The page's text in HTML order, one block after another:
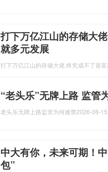
打下万亿江山的存储大
就多元发展
打下万亿江山的存储大佬,终究成不了首富
“老头乐”无牌上路 监管
老头乐无牌上路监管为何难禁2026-06-
中大有你，未来可期！
包”